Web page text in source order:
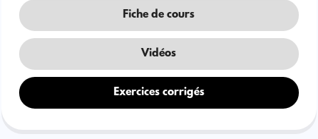
Fiche de cours
Vidéos
Exercices corrigés